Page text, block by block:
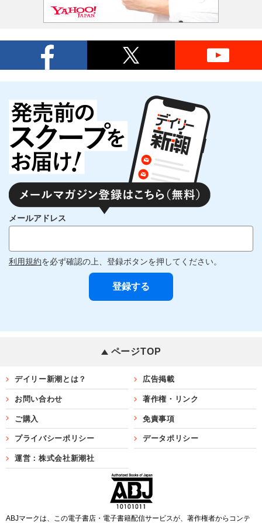
メールアドレス
利用規約を必ず確認の上、登録ボタンを押してください。
ページTOP
デイリー新潮とは？ 広告掲載
お問い合わせ 著作権・リンク
ご購入 免責事項
プライバシーポリシー データポリシー
運営：株式会社新潮社
ABJマークは、この電子書店・電子書籍配信サービスが、著作権者からコンテ